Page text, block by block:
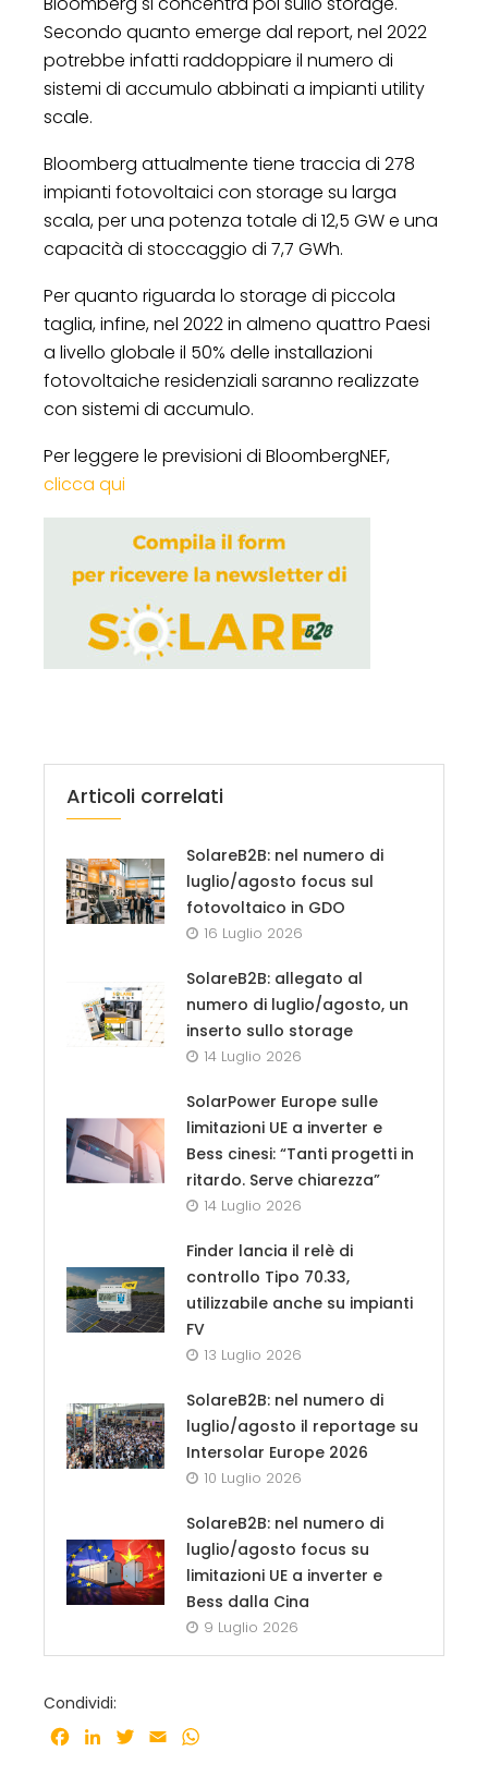
Secondo quanto emerge dal report, nel 2022
potrebbe infatti raddoppiare il numero di
sistemi di accumulo abbinati a impianti utility
scale.
Bloomberg attualmente tiene traccia di 278
impianti fotovoltaici con storage su larga
scala, per una potenza totale di 12,5 GW e una
capacità di stoccaggio di 7,7 GWh.
Per quanto riguarda lo storage di piccola
taglia, infine, nel 2022 in almeno quattro Paesi
a livello globale il 50% delle installazioni
fotovoltaiche residenziali saranno realizzate
con sistemi di accumulo.
Per leggere le previsioni di BloombergNEF,
clicca qui
Articoli correlati
SolareB2B: nel numero di
luglio/agosto focus sul
fotovoltaico in GDO
16 Luglio 2026
SolareB2B: allegato al
numero di luglio/agosto, un
inserto sullo storage
14 Luglio 2026
SolarPower Europe sulle
limitazioni UE a inverter e
Bess cinesi: “Tanti progetti in
ritardo. Serve chiarezza”
14 Luglio 2026
Finder lancia il relè di
controllo Tipo 70.33,
utilizzabile anche su impianti
FV
13 Luglio 2026
SolareB2B: nel numero di
luglio/agosto il reportage su
Intersolar Europe 2026
10 Luglio 2026
SolareB2B: nel numero di
luglio/agosto focus su
limitazioni UE a inverter e
Bess dalla Cina
9 Luglio 2026
Condividi:
Facebook
LinkedInTwitter
Email